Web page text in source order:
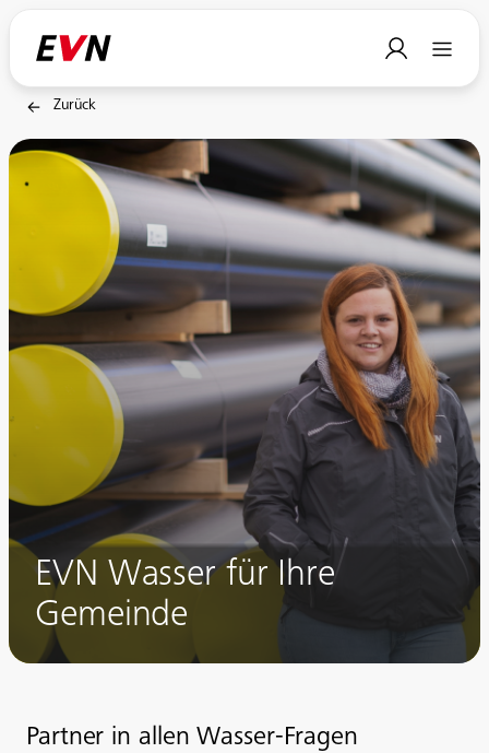
Zurück
EVN Wasser für Ihre
Gemeinde
Partner in allen Wasser-Fragen